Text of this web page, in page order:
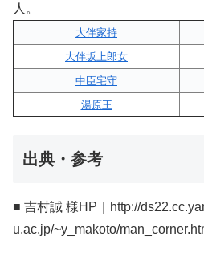
人。
大伴家持
大伴坂上郎女
中臣宅守
湯原王
出典・参考
■ 吉村誠 様HP｜http://
u.ac.jp/~y_makoto/